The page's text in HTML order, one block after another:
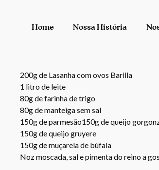
Home Nossa História
200g de Lasanha com ovos Barilla
1 litro de leite
80g de farinha de trigo
80g de manteiga sem sal
150g de parmesão150g de queijo
150g de queijo gruyere
150g de muçarela de búfala
Noz moscada, sal e pimenta do reino a